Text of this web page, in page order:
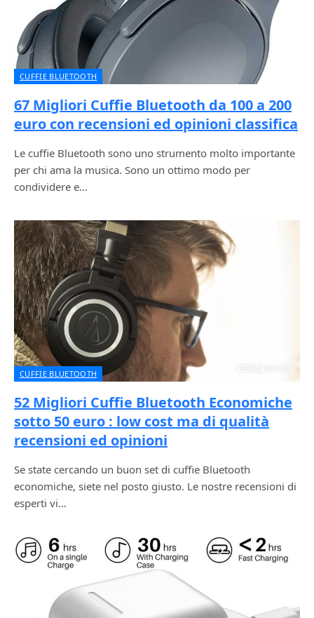
CUFFIE BLUETOOTH
67 Migliori Cuffie Bluetooth da 100 a 200
euro con recensioni ed opinioni classifica
Le cuffie Bluetooth sono uno strumento molto importante
per chi ama la musica. Sono un ottimo modo per
condividere e…
CUFFIE BLUETOOTH
52 Migliori Cuffie Bluetooth Economiche
sotto 50 euro : low cost ma di qualità
recensioni ed opinioni
Se state cercando un buon set di cuffie Bluetooth
economiche, siete nel posto giusto. Le nostre recensioni di
esperti vi…